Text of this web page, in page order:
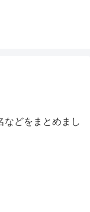
などをまとめまし